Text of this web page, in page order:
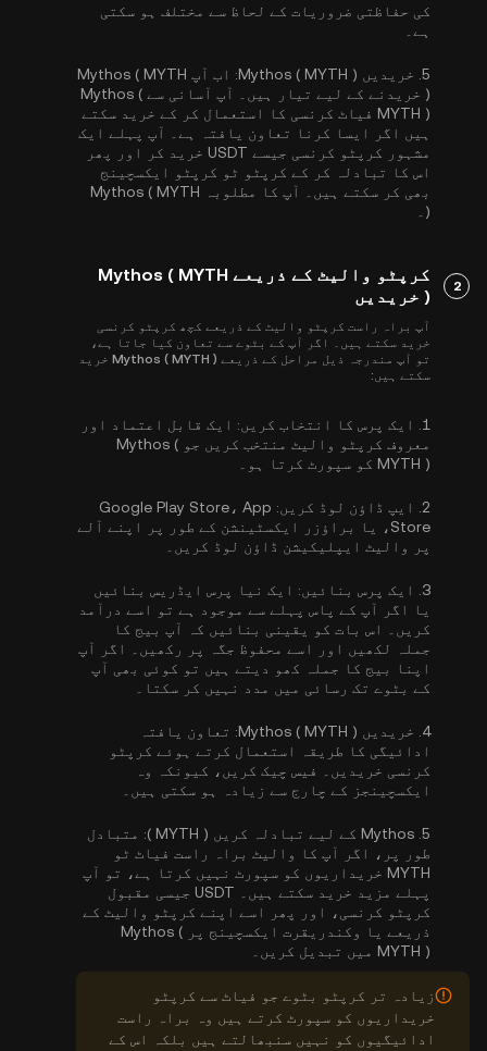
کی حفاظتی ضروریات کے لحاظ سے مختلف ہو سکتی
ہے۔
5. خریدیں Mythos ( MYTH ):
اب آپ Mythos ( MYTH
) خریدنے کے لیے تیار ہیں۔ آپ آسانی سے Mythos (
MYTH ) فیاٹ کرنسی کا استعمال کر کے خرید سکتے
ہیں اگر ایسا کرنا تعاون یافتہ ہے۔ آپ پہلے ایک
مشہور کرپٹو کرنسی جیسے USDT خرید کر اور پھر
اس کا تبادلہ کر کے کرپٹو ٹو کرپٹو ایکسچینج
بھی کر سکتے ہیں۔ آپ کا مطلوبہ Mythos ( MYTH
)۔
2
کرپٹو والیٹ کے ذریعے Mythos ( MYTH
) خریدیں
آپ براہ راست کرپٹو والیٹ کے ذریعے کچھ کرپٹو کرنسی
خرید سکتے ہیں۔ اگر آپ کے بٹوے سے تعاون کیا جاتا ہے،
تو آپ مندرجہ ذیل مراحل کے ذریعے Mythos ( MYTH ) خرید
سکتے ہیں:
1. ایک پرس کا انتخاب کریں: ایک قابل اعتماد اور
معروف کرپٹو والیٹ منتخب کریں جو Mythos (
MYTH ) کو سپورٹ کرتا ہو۔
2. ایپ ڈاؤن لوڈ کریں: Google Play Store، App
Store، یا براؤزر ایکسٹینشن کے طور پر اپنے آلے
پر والیٹ ایپلیکیشن ڈاؤن لوڈ کریں۔
3. ایک پرس بنائیں: ایک نیا پرس ایڈریس بنائیں
یا اگر آپ کے پاس پہلے سے موجود ہے تو اسے درآمد
کریں۔ اس بات کو یقینی بنائیں کہ آپ بیج کا
جملہ لکھیں اور اسے محفوظ جگہ پر رکھیں۔ اگر آپ
اپنا بیج کا جملہ کھو دیتے ہیں تو کوئی بھی آپ
کے بٹوے تک رسائی میں مدد نہیں کر سکتا۔
4. خریدیں Mythos ( MYTH ):
تعاون یافتہ
ادائیگی کا طریقہ استعمال کرتے ہوئے کرپٹو
کرنسی خریدیں۔ فیس چیک کریں، کیونکہ وہ
ایکسچینجز کے چارج سے زیادہ ہو سکتی ہیں۔
5. Mythos کے لیے تبادلہ کریں ( MYTH ):
متبادل
طور پر، اگر آپ کا والیٹ براہ راست فیاٹ ٹو
MYTH خریداریوں کو سپورٹ نہیں کرتا ہے، تو آپ
پہلے مزید خرید سکتے ہیں۔ USDT جیسی مقبول
کرپٹو کرنسی، اور پھر اسے اپنے کرپٹو والیٹ کے
ذریعے یا وکندریقرت ایکسچینج پر Mythos (
MYTH ) میں تبدیل کریں۔
زیادہ تر کرپٹو بٹوے جو فیاٹ سے کرپٹو
خریداریوں کو سپورٹ کرتے ہیں وہ براہ راست
ادائیگیوں کو نہیں سنبھالتے ہیں بلکہ اس کے